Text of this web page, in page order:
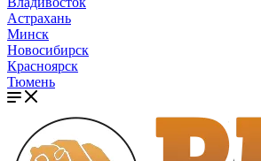
Астрахань
Минск
Новосибирск
Красноярск
Тюмень